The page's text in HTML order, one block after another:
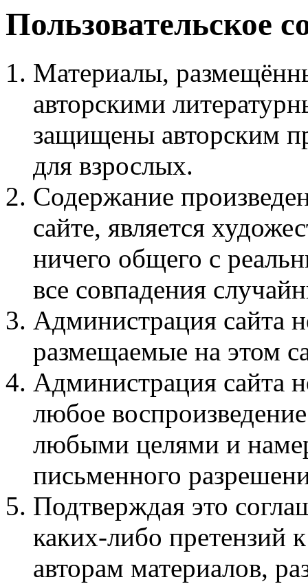
Пользовательское
Материалы,
авторскими
защищены авторским
для взрослых.
Содержание
сайте, является
ничего общего с
все совпадения
Администрация сайта
размещаемые на этом
Администрация сайта
любое
любыми целями и
письменного
Подтверждая это
каких-либо претензий
авторам материалов,